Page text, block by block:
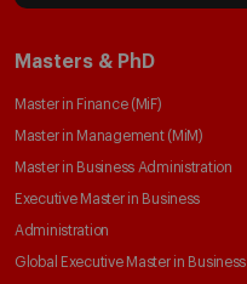
Masters & PhD
Master in Finance (MiF)
Master in Management (MiM)
Master in Business Administration
Executive Master in Business
Administration
Global Executive Master in Business